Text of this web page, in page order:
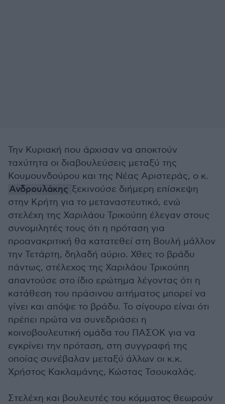
Την Κυριακή που άρχισαν να αποκτούν
ταχύτητα οι διαβουλεύσεις μεταξύ της
Κουμουνδούρου και της Νέας Αριστεράς, ο κ.
Ανδρουλάκης ξεκινούσε διήμερη επίσκεψη
στην Κρήτη για το μεταναστευτικό, ενώ
στελέχη της Χαριλάου Τρικούπη έλεγαν στους
συνομιλητές τους ότι η πρόταση για
προανακριτική θα κατατεθεί στη Βουλή μάλλον
την Τετάρτη, δηλαδή αύριο. Χθες το βράδυ
πάντως, στέλεχος της Χαριλάου Τρικούπη
απαντούσε στο ίδιο ερώτημα λέγοντας ότι η
κατάθεση του πράσινου αιτήματος μπορεί να
γίνει και απόψε το βράδυ. Το σίγουρο είναι ότι
πρέπει πρώτα να συνεδριάσει η
κοινοβουλευτική ομάδα του ΠΑΣΟΚ για να
εγκρίνει την πρόταση, στη συγγραφή της
οποίας συνέβαλαν μεταξύ άλλων οι κ.κ.
Χρήστος Κακλαμάνης, Κώστας Τσουκαλάς.
Στελέχη και βουλευτές του κόμματος θεωρούν